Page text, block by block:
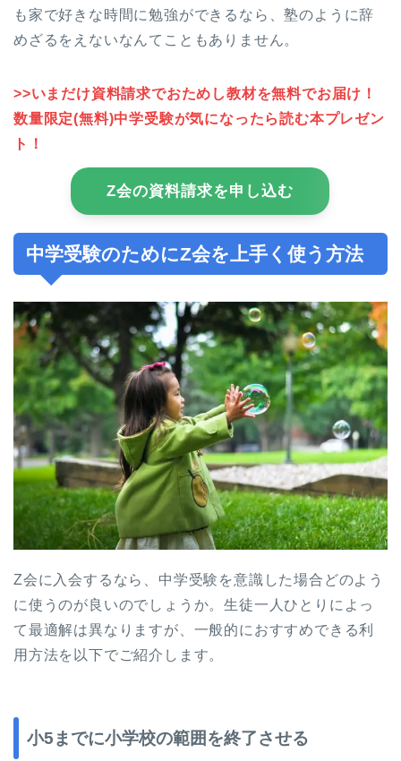
も家で好きな時間に勉強ができるなら、塾のように辞
めざるをえないなんてこともありません。
>>いまだけ資料請求でおためし教材を無料でお届け！
数量限定(無料)中学受験が気になったら読む本プレゼン
ト！
Z会の資料請求を申し込む
中学受験のためにZ会を上手く使う方法
Z会に入会するなら、中学受験を意識した場合どのよう
に使うのが良いのでしょうか。生徒一人ひとりによっ
て最適解は異なりますが、一般的におすすめできる利
用方法を以下でご紹介します。
小5までに小学校の範囲を終了させる